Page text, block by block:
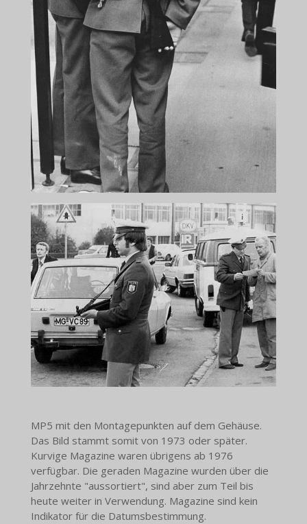
MP5 mit den Montagepunkten auf dem Gehäuse.
Das Bild stammt somit von 1973 oder später.
Kurvige Magazine waren übrigens ab 1976
verfügbar. Die geraden Magazine wurden über die
Jahrzehnte "aussortiert", sind aber zum Teil bis
heute weiter in Verwendung. Magazine sind kein
Indikator für die Datumsbestimmung.